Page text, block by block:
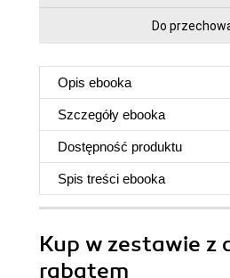
Do
Opis ebooka
Szczegóły ebooka
Dostępność produktu
Spis treści ebooka
Kup w zestawie z
rabatem